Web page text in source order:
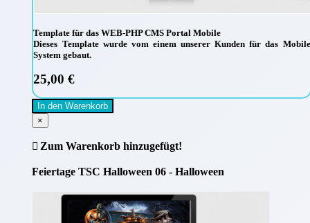
Template für das WEB-PHP CMS Portal Mobile
Dieses Template wurde vom einem unserer Kunden für das Mobile
System gebaut.
25,00 €
In den Warenkorb
×
Zum Warenkorb hinzugefügt!
Feiertage TSC Halloween 06 - Halloween